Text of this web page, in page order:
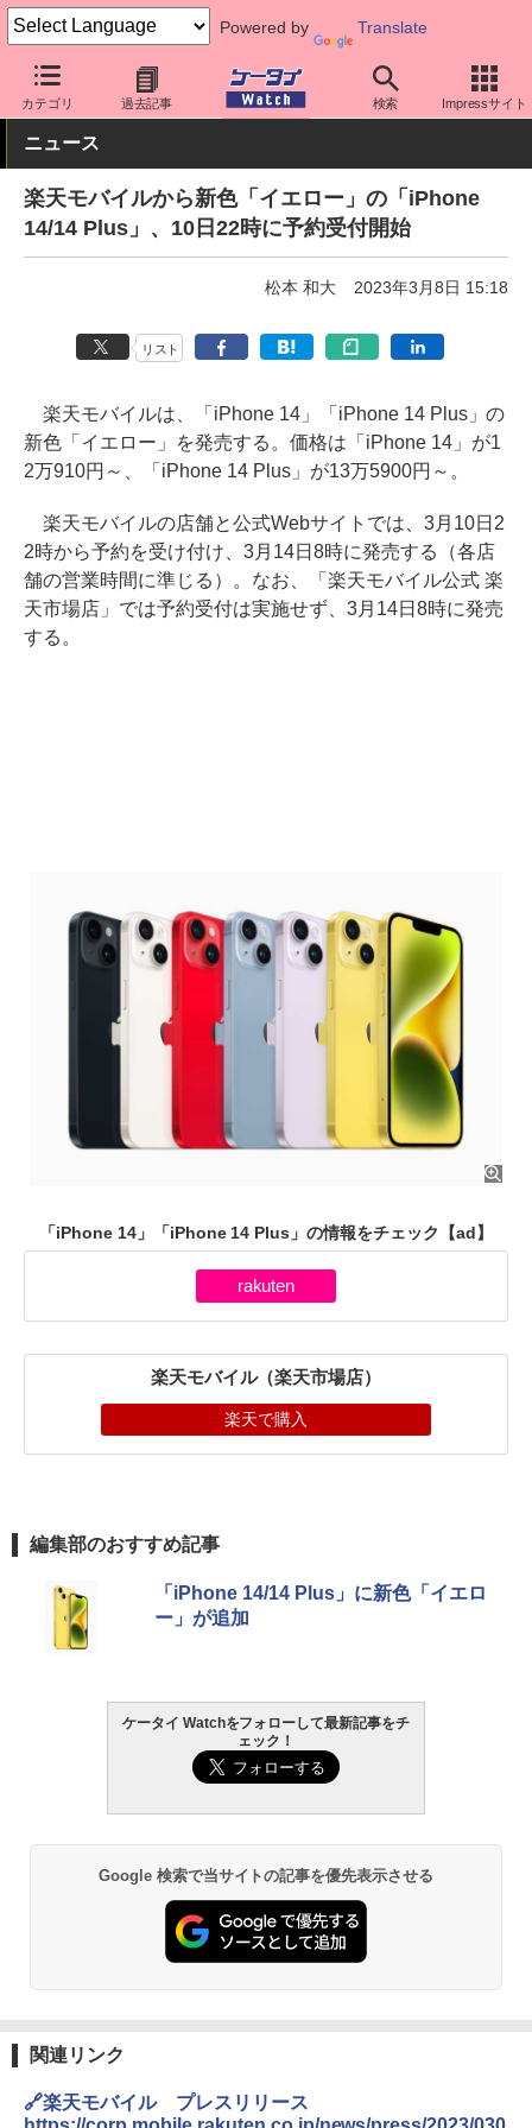
Powered by Translate
カテゴリ 過去記事 検索 Impressサイト
ケータイ Watch キャリア 楽天 iPhone
ニュース
楽天モバイルから新色「イエロー」の「iPhone
14/14 Plus」、10日22時に予約受付開始
松本 和大 2023年3月8日 15:18
リスト
楽天モバイルは、「iPhone 14」「iPhone 14 Plus」の
新色「イエロー」を発売する。価格は「iPhone 14」が1
2万910円～、「iPhone 14 Plus」が13万5900円～。
楽天モバイルの店舗と公式Webサイトでは、3月10日2
2時から予約を受け付け、3月14日8時に発売する（各店
舗の営業時間に準じる）。なお、「楽天モバイル公式 楽
天市場店」では予約受付は実施せず、3月14日8時に発売
する。
「iPhone 14」「iPhone 14 Plus」の情報をチェック 【ad】
rakuten
楽天モバイル（楽天市場店）
楽天で購入
編集部のおすすめ記事
「iPhone 14/14 Plus」に新色「イエロ
ー」が追加
ケータイ Watchをフォローして最新記事をチ
ェック！
Google 検索で当サイトの記事を優先表示させる
関連リンク
🔗楽天モバイル プレスリリース